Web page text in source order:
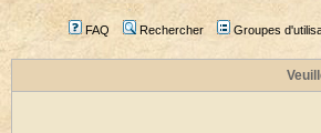
FAQ Rechercher Groupes